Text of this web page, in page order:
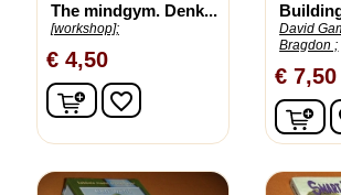
The mindgym. Denk...
[workshop];
€ 4,50
In winkelwagen
favorite_border
David
Bragdon ;
€ 7,50